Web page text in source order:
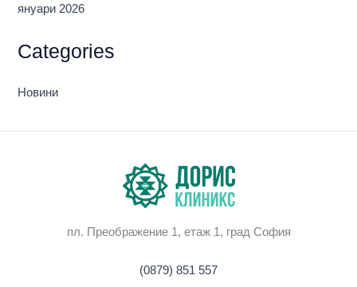
януари 2026
Categories
Новини
пл. Преображение 1, eтаж 1, град София
(0879) 851 557